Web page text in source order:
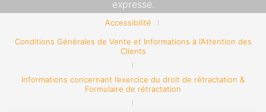
expresse.
Accessibilité
Conditions Générales de Vente et Informations à l’Attention des
Clients
Informations concernant l’exercice du droit de rétractation &
Formulaire de rétractation